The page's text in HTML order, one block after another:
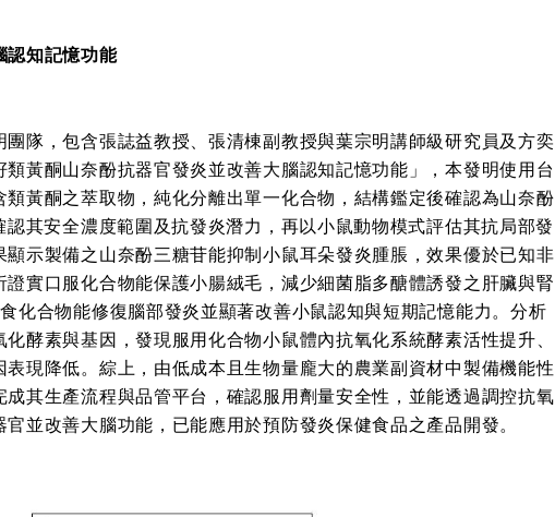
認知記憶功能
隊，包含張誌益教授、張清棟副教授與葉宗明講師級研究員及方奕
黃酮山奈酚抗器官發炎並改善大腦認知記憶功能」，本發明使用台
黃酮之萃取物，純化分離出單一化合物，結構鑑定後確認為山奈酚
其安全濃度範圍及抗發炎潛力，再以小鼠動物模式評估其抗局部發
示製備之山奈酚三糖苷能抑制小鼠耳朵發炎腫脹，效果優於已知非
實口服化合物能保護小腸絨毛，減少細菌脂多醣體誘發之肝臟與腎
化合物能修復腦部發炎並顯著改善小鼠認知與短期記憶能力。分析
酵素與基因，發現服用化合物小鼠體內抗氧化系統酵素活性提升、
現降低。綜上，由低成本且生物量龐大的農業副資材中製備機能性
其生產流程與品管平台，確認服用劑量安全性，並能透過調控抗氧
並改善大腦功能，已能應用於預防發炎保健食品之產品開發。